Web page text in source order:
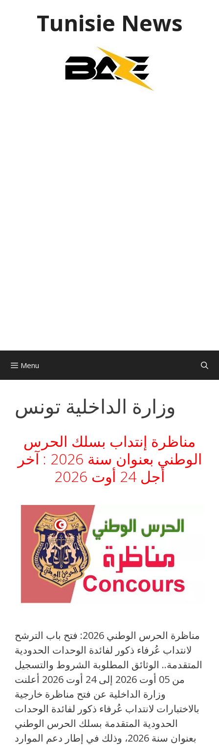
Tunisie News
Menu
وزارة الداخلية تونس
مناظرة إنتداب بسلك الحرس
الوطني بعنوان سنة 2026 : آخر
أجل 24 أوت 2026
مناظرة الحرس الوطني 2026: فتح باب الترشح
لانتداب عُرفاء ذكور لفائدة الوحدات الحدودية
المتقدمة.. الوثائق المطلوبة الشروط والتسجيل
من 05 أوت 2026 إلى 24 أوت 2026 أعلنت
وزارة الداخلية عن فتح مناظرة خارجية
بالاختبارات لانتداب عُرفاء ذكور لفائدة الوحدات
الحدودية المتقدمة بسلك الحرس الوطني
بعنوان سنة 2026، وذلك في إطار دعم الموارد